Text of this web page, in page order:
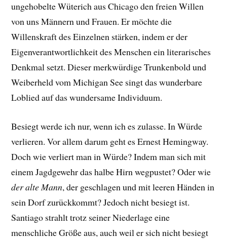
ungehobelte Wüterich aus Chicago den freien Willen
von uns Männern und Frauen. Er möchte die
Willenskraft des Einzelnen stärken, indem er der
Eigenverantwortlichkeit des Menschen ein literarisches
Denkmal setzt. Dieser merkwürdige Trunkenbold und
Weiberheld vom Michigan See singt das wunderbare
Loblied auf das wundersame Individuum.
Besiegt werde ich nur, wenn ich es zulasse. In Würde
verlieren. Vor allem darum geht es Ernest Hemingway.
Doch wie verliert man in Würde?Indem man sich mit
einem Jagdgewehr das halbe Hirn wegpustet? Oderwie
der alte Mann, der geschlagen und mit leeren Händen in
sein Dorf zurückkommt? Jedoch nicht besiegt ist.
Santiago strahlt trotz seiner Niederlage eine
menschliche Größe aus, auch weil er sich nicht besiegt